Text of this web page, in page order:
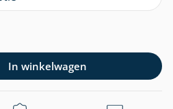
In winkelwagen